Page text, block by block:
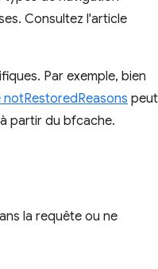
Consultez l'article
Par exemple, bien
peut
partir du bfcache.
la requête ou ne